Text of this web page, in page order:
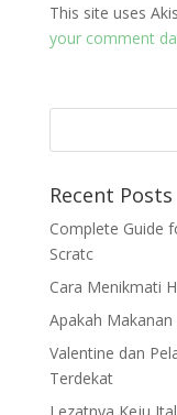
This site uses
your comment
Recent Posts
Complete Guide
Scratc
Cara Menikmati
Apakah
Valentine dan
Terdekat